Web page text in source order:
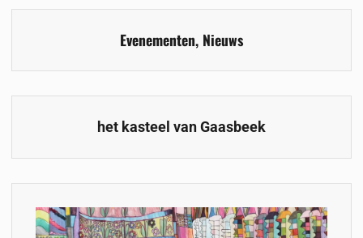
Evenementen, Nieuws
het kasteel van Gaasbeek